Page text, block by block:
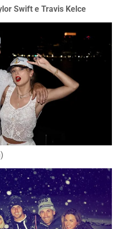
Swift e Travis Kelce